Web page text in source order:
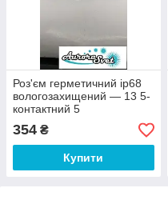
Роз'єм герметичний ip68
вологозахищений — 13 5-
контактний 5
А.Герметичний з'єднувач
кабелю IP68.
354 ₴
Купити